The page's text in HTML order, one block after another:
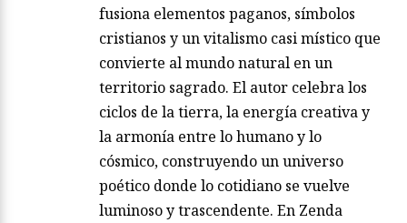
fusiona elementos paganos, símbolos
cristianos y un vitalismo casi místico que
convierte al mundo natural en un
territorio sagrado. El autor celebra los
ciclos de la tierra, la energía creativa y
la armonía entre lo humano y lo
cósmico, construyendo un universo
poético donde lo cotidiano se vuelve
luminoso y trascendente. En Zenda